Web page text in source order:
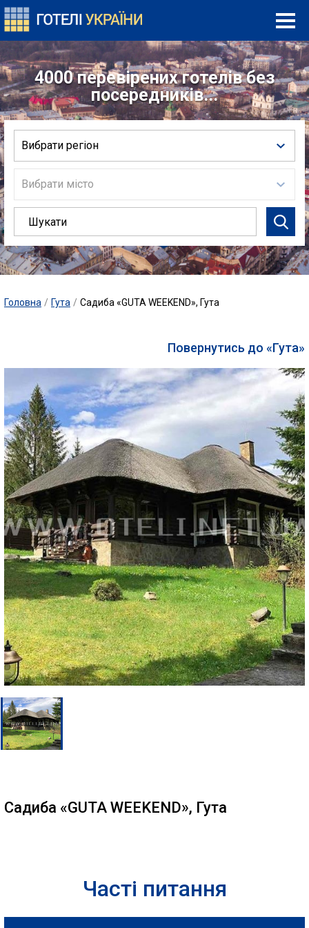
4000 перевірених готелів без
посередників...
Вибрати регіон
Вибрати місто
Головна / Гута / Садиба «GUTA WEEKEND», Гута
Повернутись до «Гута»
Садиба «GUTA WEEKEND», Гута
Часті питання